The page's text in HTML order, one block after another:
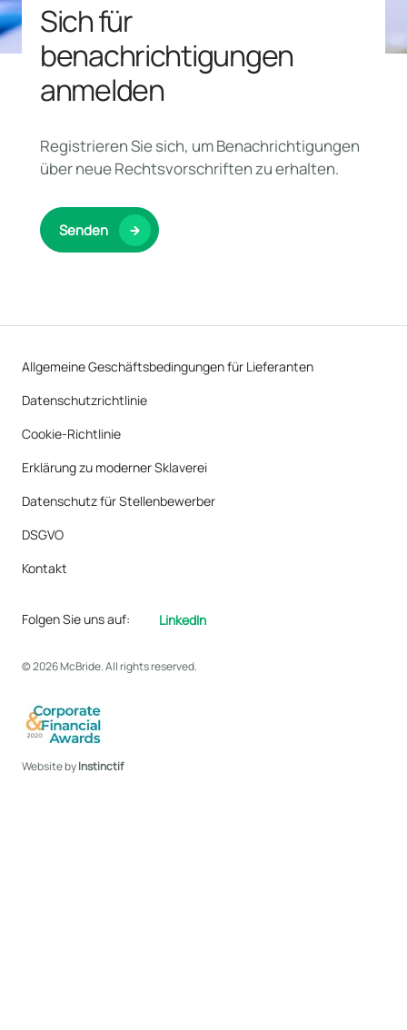
Sich für
benachrichtigungen
anmelden
Registrieren Sie sich, um Benachrichtigungen
über neue Rechtsvorschriften zu erhalten.
Senden
Allgemeine Geschäftsbedingungen für Lieferanten
Datenschutzrichtlinie
Cookie-Richtlinie
Erklärung zu moderner Sklaverei
Datenschutz für Stellenbewerber
DSGVO
Kontakt
Folgen Sie uns auf: LinkedIn
© 2026 McBride. All rights reserved.
Website byInstinctif